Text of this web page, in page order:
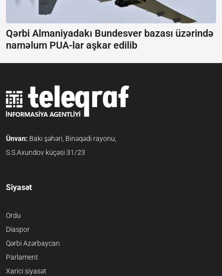
Qərbi Almaniyadakı Bundesver bazası üzərində
naməlum PUA-lar aşkar edilib
Ünvan: Bakı şəhəri, Binəqədi rayonu,
S.S.Axundov küçəsi 31/23
Siyasət
Ordu
Diaspor
Qərbi Azərbaycan
Parlament
Xarici siyasət